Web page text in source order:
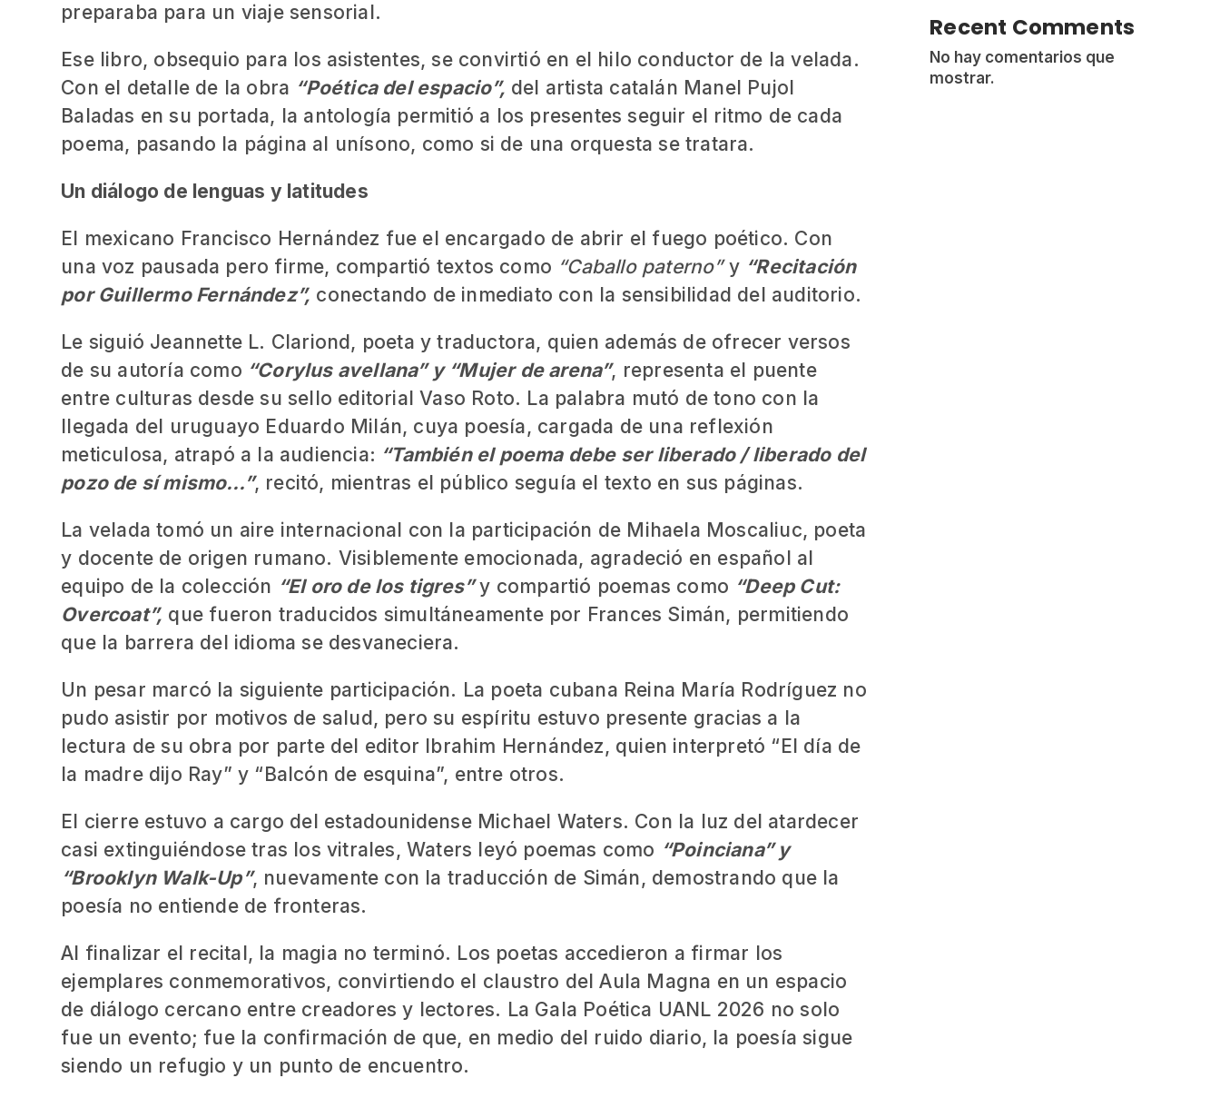
preparaba para un viaje sensorial.
Ese libro, obsequio para los asistentes, se convirtió en el hilo conductor de la velada.
Con el detalle de la obra “Poética del espacio”, del artista catalán Manel Pujol
Baladas en su portada, la antología permitió a los presentes seguir el ritmo de cada
poema, pasando la página al unísono, como si de una orquesta se tratara.
Un diálogo de lenguas y latitudes
El mexicano Francisco Hernández fue el encargado de abrir el fuego poético. Con
una voz pausada pero firme, compartió textos como “Caballo paterno”y “Recitación
por Guillermo Fernández”, conectando de inmediato con la sensibilidad del auditorio.
Le siguió Jeannette L. Clariond, poeta y traductora, quien además de ofrecer versos
de su autoría como “Corylus avellana” y “Mujer de arena”, representa el puente
entre culturas desde su sello editorial Vaso Roto. La palabra mutó de tono con la
llegada del uruguayo Eduardo Milán, cuya poesía, cargada de una reflexión
meticulosa, atrapó a la audiencia: “También el poema debe ser liberado / liberado del
pozo de sí mismo…”, recitó, mientras el público seguía el texto en sus páginas.
La velada tomó un aire internacional con la participación de Mihaela Moscaliuc, poeta
y docente de origen rumano. Visiblemente emocionada, agradeció en español al
equipo de la colección “El oro de los tigres” y compartió poemas como “Deep Cut:
Overcoat”, que fueron traducidos simultáneamente por Frances Simán, permitiendo
que la barrera del idioma se desvaneciera.
Un pesar marcó la siguiente participación. La poeta cubana Reina María Rodríguez no
pudo asistir por motivos de salud, pero su espíritu estuvo presente gracias a la
lectura de su obra por parte del editor Ibrahim Hernández, quien interpretó “El día de
la madre dijo Ray” y “Balcón de esquina”, entre otros.
El cierre estuvo a cargo del estadounidense Michael Waters. Con la luz del atardecer
casi extinguiéndose tras los vitrales, Waters leyó poemas como “Poinciana” y
“Brooklyn Walk-Up”, nuevamente con la traducción de Simán, demostrando que la
poesía no entiende de fronteras.
Al finalizar el recital, la magia no terminó. Los poetas accedieron a firmar los
ejemplares conmemorativos, convirtiendo el claustro del Aula Magna en un espacio
de diálogo cercano entre creadores y lectores. La Gala Poética UANL 2026 no solo
fue un evento; fue la confirmación de que, en medio del ruido diario, la poesía sigue
siendo un refugio y un punto de encuentro.
Recent Comments
No hay comentarios que
mostrar.